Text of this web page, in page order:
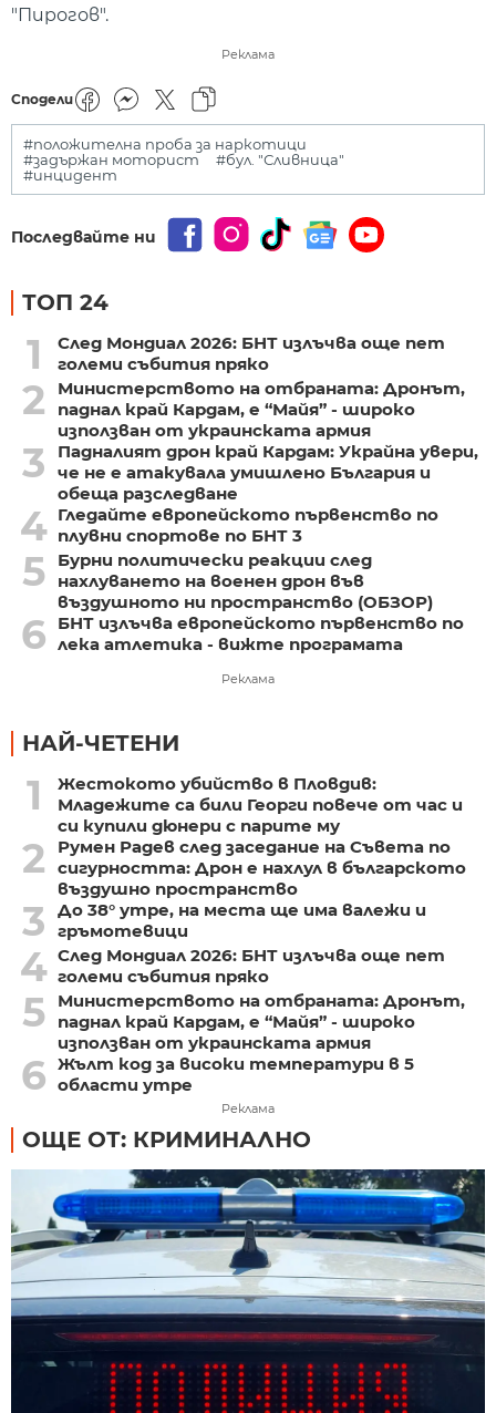
"Пирогов".
Реклама
Сподели
#положителна проба за наркотици
#задържан моторист
#бул. "Сливница"
#инцидент
Последвайте ни
ТОП 24
1
След Мондиал 2026: БНТ излъчва още пет
големи събития пряко
2
Министерството на отбраната: Дронът,
паднал край Кардам, е “Майя” - широко
използван от украинската армия
3
Падналият дрон край Кардам: Украйна увери,
че не е атакувала умишлено България и
обеща разследване
4 Гледайте европейското първенство по
плувни спортове по БНТ 3
5
Бурни политически реакции след
нахлуването на военен дрон във
въздушното ни пространство (ОБЗОР)
6
БНТ излъчва европейското първенство по
лека атлетика - вижте програмата
Реклама
НАЙ-ЧЕТЕНИ
1
Жестокото убийство в Пловдив:
Младежите са били Георги повече от час и
си купили дюнери с парите му
2
Румен Радев след заседание на Съвета по
сигурността: Дрон е нахлул в българското
въздушно пространство
3
До 38° утре, на места ще има валежи и
гръмотевици
4 След Мондиал 2026: БНТ излъчва още пет
големи събития пряко
5
Министерството на отбраната: Дронът,
паднал край Кардам, е “Майя” - широко
използван от украинската армия
6 Жълт код за високи температури в 5
области утре
Реклама
ОЩЕ ОТ: КРИМИНАЛНО